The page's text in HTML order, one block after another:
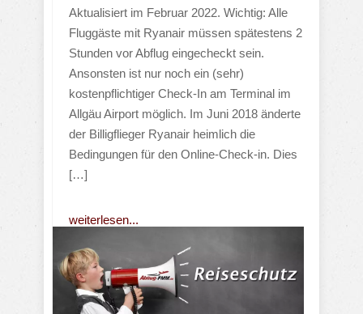
Aktualisiert im Februar 2022. Wichtig: Alle
Fluggäste mit Ryanair müssen spätestens 2
Stunden vor Abflug eingecheckt sein.
Ansonsten ist nur noch ein (sehr)
kostenpflichtiger Check-In am Terminal im
Allgäu Airport möglich. Im Juni 2018 änderte
der Billigflieger Ryanair heimlich die
Bedingungen für den Online-Check-in. Dies
[…]
weiterlesen...